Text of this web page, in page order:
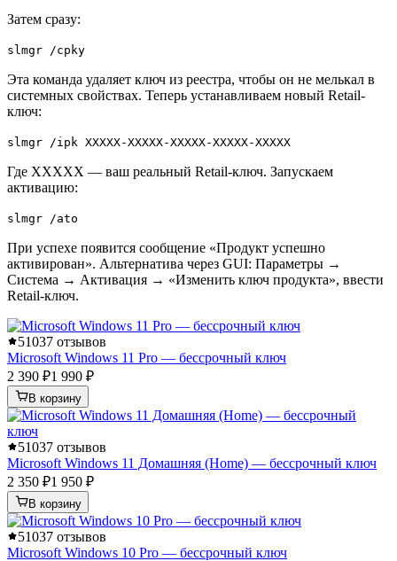
Затем сразу:
slmgr /cpky
Эта команда удаляет ключ из реестра, чтобы он не мелькал в
системных свойствах. Теперь устанавливаем новый Retail-
ключ:
slmgr /ipk XXXXX-XXXXX-XXXXX-XXXXX-XXXXX
Где XXXXX — ваш реальный Retail-ключ. Запускаем
активацию:
slmgr /ato
При успехе появится сообщение «Продукт успешно
активирован». Альтернатива через GUI: Параметры →
Система → Активация → «Изменить ключ продукта», ввести
Retail-ключ.
51037 отзывов
Microsoft Windows 11 Pro — бессрочный ключ
2 390 ₽1 990 ₽
В корзину
51037 отзывов
Microsoft Windows 11 Домашняя (Home) — бессрочный ключ
2 350 ₽1 950 ₽
В корзину
51037 отзывов
Microsoft Windows 10 Pro — бессрочный ключ